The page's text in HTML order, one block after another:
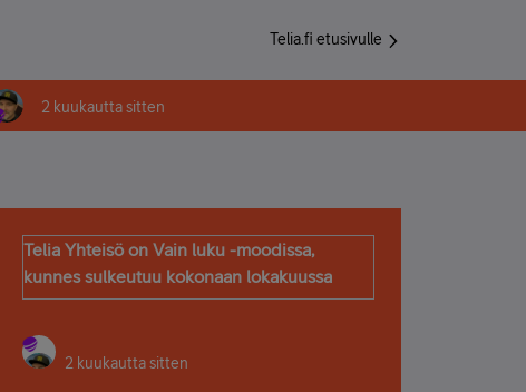
Telia.fi etusivulle
2 kuukautta sitten
Telia Yhteisö on Vain luku -moodissa,
kunnes sulkeutuu kokonaan lokakuussa
2 kuukautta sitten